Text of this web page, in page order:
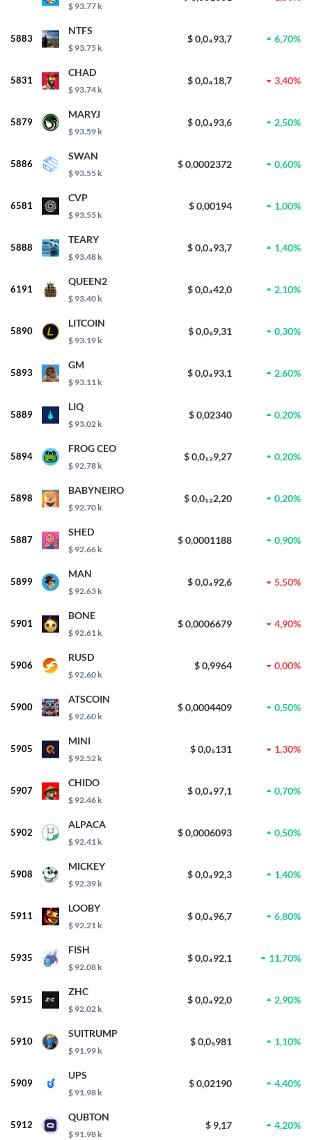
$ 93.77 k
5883
NTFS
$ 93.75 k
$ 0,0₄93,7 6,70%
5831
CHAD
$ 93.74 k
$ 0,0₄18,7 3,40%
5879
MARYJ
$ 93.59 k
$ 0,0₄93,6 2,50%
5886
SWAN
$ 93.55 k
$ 0,0002372 0,60%
6581
CVP
$ 93.55 k
$ 0,00194 1,00%
5888
TEARY
$ 93.48 k
$ 0,0₄93,7 1,40%
6191
QUEEN2
$ 93.40 k
$ 0,0₄42,0 2,10%
5890
LITCOIN
$ 93.19 k
$ 0,0₆9,31 0,30%
5893
GM
$ 93.11 k
$ 0,0₄93,1 2,60%
5889
LIQ
$ 93.02 k
$ 0,02340 0,20%
5894
FROG CEO
$ 92.78 k
$ 0,0₁₂9,27 0,20%
5898
BABYNEIRO
$ 92.70 k
$ 0,0₁₂2,20 0,20%
5887
SHED
$ 92.66 k
$ 0,0001188 0,90%
5899
MAN
$ 92.63 k
$ 0,0₄92,6 5,50%
5901
BONE
$ 92.61 k
$ 0,0006679 4,90%
5906
RUSD
$ 92.60 k
$ 0,9964 0,00%
5900
ATSCOIN
$ 92.60 k
$ 0,0004409 0,50%
5905
MINI
$ 92.52 k
$ 0,0₅131 1,30%
5907
CHIDO
$ 92.46 k
$ 0,0₄97,1 0,70%
5902
ALPACA
$ 92.41 k
$ 0,0006093 0,50%
5908
MICKEY
$ 92.39 k
$ 0,0₄92,3 1,40%
5911
LOOBY
$ 92.21 k
$ 0,0₄96,7 6,80%
5935
FISH
$ 92.08 k
$ 0,0₄92,1 11,70%
5915
ZHC
$ 92.02 k
$ 0,0₄92,0 2,90%
5910
SUITRUMP
$ 91.99 k
$ 0,0₅981 1,10%
5909
UPS
$ 91.98 k
$ 0,02190 4,40%
5912
QUBTON
$ 91.98 k
$ 9,17 4,20%